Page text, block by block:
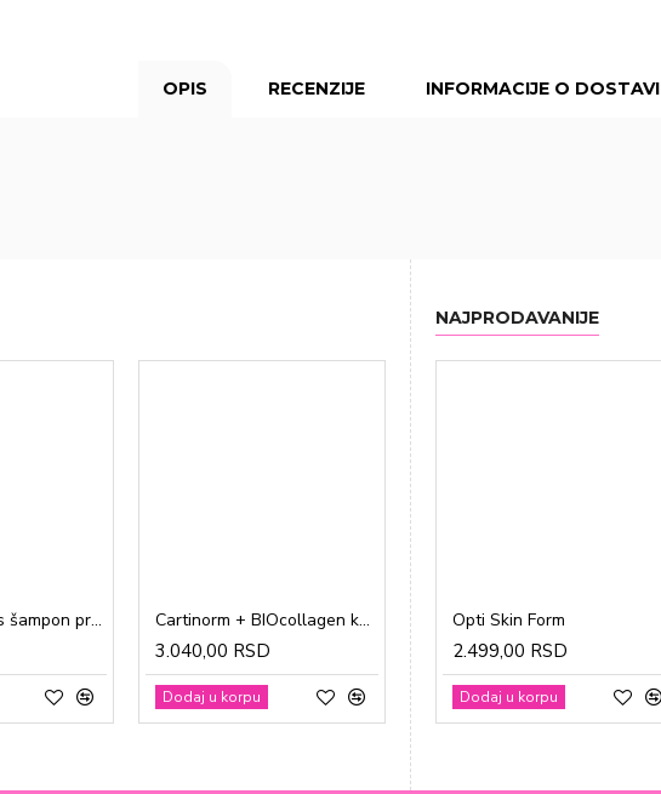
OPIS RECENZIJE INFORMACIJE O DOSTAVI
Paranit Express šampon protiv vaši + češalj 200ml Cartinorm + BIOcollagen kesice a20
3.040,00 RSD
Dodaj u korpu
Gravidon A tablete a30
1.865,00 RSD
Dodaj u korpu
NAJPRODAVANIJE
Opti Skin Form
2.499,00 RSD
Dodaj u korpu